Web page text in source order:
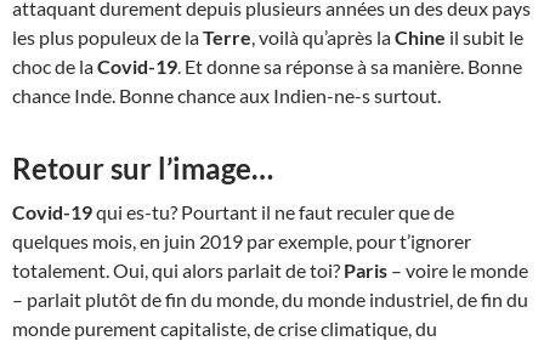
attaquant durement depuis plusieurs années un des deux pays
les plus populeux de laTerre, voilà qu’après laChine il subit le
choc de laCovid-19. Et donne sa réponse à sa manière. Bonne
chance Inde. Bonne chance aux Indien-ne-s surtout.
Retour sur l’image…
Covid-19qui es-tu? Pourtant il ne faut reculer que de
quelques mois, en juin 2019 par exemple, pour t’ignorer
totalement. Oui, qui alors parlait de toi? Paris – voire le monde
– parlait plutôt de fin du monde, du monde industriel, de fin du
monde purement capitaliste, de crise climatique, du